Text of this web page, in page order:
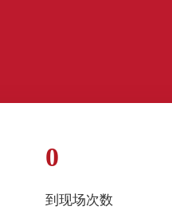
0
到现场次数